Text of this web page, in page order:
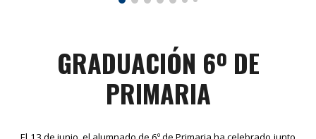
GRADUACIÓN 6º DE
PRIMARIA